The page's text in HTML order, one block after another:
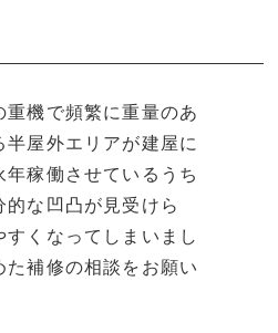
機で頻繁に重量のあ
屋外エリアが建屋に
稼働させているうち
な凹凸が見受けら
くなってしまいまし
補修の相談をお願い